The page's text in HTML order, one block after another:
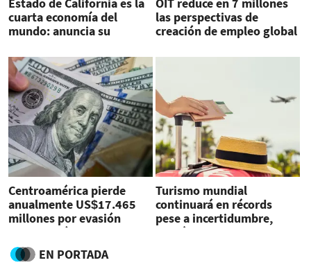
Estado de California es la
cuarta economía del
mundo: anuncia su
protegerla
OIT reduce en 7 millones
las perspectivas de
creación de empleo global
Centroamérica pierde
anualmente US$17.465
millones por evasión
fiscal, según informe
Turismo mundial
continuará en récords
pese a incertidumbre,
prevé WTTC
EN PORTADA